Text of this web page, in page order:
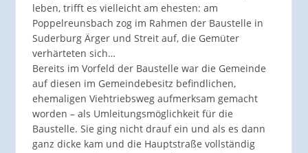
leben, trifft es vielleicht am ehesten: am
Poppelreunsbach zog im Rahmen der Baustelle in
Suderburg Ärger und Streit auf, die Gemüter
verhärteten sich…
Bereits im Vorfeld der Baustelle war die Gemeinde
auf diesen im Gemeindebesitz befindlichen,
ehemaligen Viehtriebsweg aufmerksam gemacht
worden – als Umleitungsmöglichkeit für die
Baustelle. Sie ging nicht drauf ein und als es dann
ganz dicke kam und die Hauptstraße vollständig